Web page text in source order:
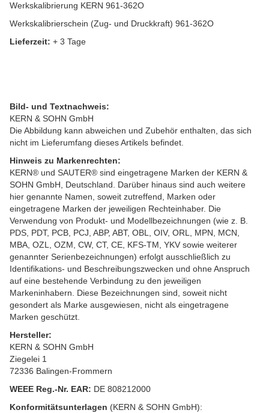
Werkskalibrierung KERN 961-362O
Werkskalibrierschein (Zug- und Druckkraft) 961-362O
Lieferzeit: + 3 Tage
Bild- und Textnachweis:
KERN & SOHN GmbH
Die Abbildung kann abweichen und Zubehör enthalten, das sich
nicht im Lieferumfang dieses Artikels befindet.
Hinweis zu Markenrechten:
KERN® und SAUTER® sind eingetragene Marken der KERN &
SOHN GmbH, Deutschland. Darüber hinaus sind auch weitere
hier genannte Namen, soweit zutreffend, Marken oder
eingetragene Marken der jeweiligen Rechteinhaber. Die
Verwendung von Produkt- und Modellbezeichnungen (wie z. B.
PDS, PDT, PCB, PCJ, ABP, ABT, OBL, OIV, ORL, MPN, MCN,
MBA, OZL, OZM, CW, CT, CE, KFS-TM, YKV sowie weiterer
genannter Serienbezeichnungen) erfolgt ausschließlich zu
Identifikations- und Beschreibungszwecken und ohne Anspruch
auf eine bestehende Verbindung zu den jeweiligen
Markeninhabern. Diese Bezeichnungen sind, soweit nicht
gesondert als Marke ausgewiesen, nicht als eingetragene
Marken geschützt.
Hersteller:
KERN & SOHN GmbH
Ziegelei 1
72336 Balingen-Frommern
WEEE Reg.-Nr. EAR: DE 808212000
Konformitätsunterlagen (KERN & SOHN GmbH):